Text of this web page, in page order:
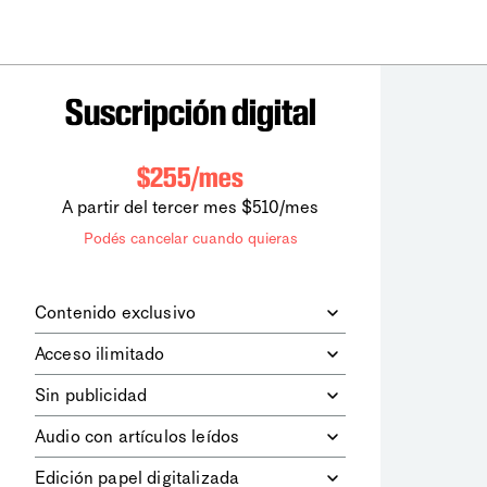
Suscripción digital
$255/mes
A partir del tercer mes $510/mes
Podés cancelar cuando quieras
Contenido exclusivo
digitales dela diaria
los contenidos de Le Monde
diplomatique.
Acceso ilimitado
contenidos.
Sin publicidad
publicitarios.
Audio con artículos leídos
Edición papel digitalizada